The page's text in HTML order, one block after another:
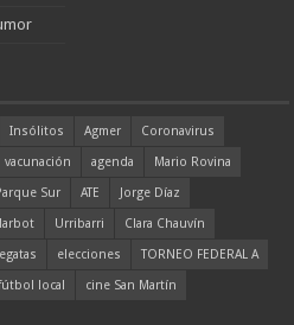
Insólitos Agmer
Coronavirus
vacunación agenda
Mario Rovina
Sur ATE
Jorge Díaz
Urribarri
Clara Chauvín
elecciones
TORNEO FEDERAL A
local cine San Martín